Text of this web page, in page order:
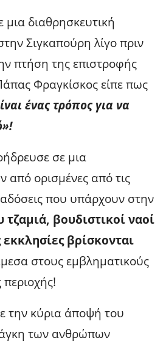
διαθρησκευτική
Σιγκαπούρη λίγο πριν
πτήση της επιστροφής
Φραγκίσκος είπε πως
ένας τρόπος για να
σε μια
από ορισμένες από τις
που υπάρχουν στην
τζαμιά, βουδιστικοί ναοί
εκκλησίες βρίσκονται
στους εμβληματικούς
την κύρια άποψή του
των ανθρώπων